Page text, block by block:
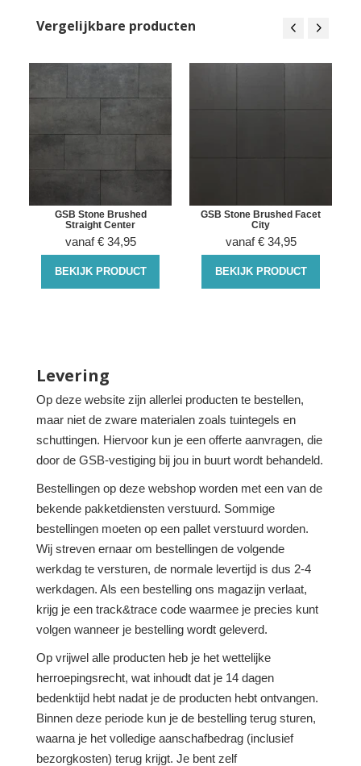
Vergelijkbare producten
GSB Stone Brushed
Straight Center
vanaf € 34,95
BEKIJK PRODUCT
GSB Stone Brushed Facet
City
vanaf € 34,95
BEKIJK PRODUCT
Levering
Op deze website zijn allerlei producten te bestellen,
maar niet de zware materialen zoals tuintegels en
schuttingen. Hiervoor kun je een offerte aanvragen, die
door de GSB-vestiging bij jou in buurt wordt behandeld.
Bestellingen op deze webshop worden met een van de
bekende pakketdiensten verstuurd. Sommige
bestellingen moeten op een pallet verstuurd worden.
Wij streven ernaar om bestellingen de volgende
werkdag te versturen, de normale levertijd is dus 2-4
werkdagen. Als een bestelling ons magazijn verlaat,
krijg je een track&trace code waarmee je precies kunt
volgen wanneer je bestelling wordt geleverd.
Op vrijwel alle producten heb je het wettelijke
herroepingsrecht, wat inhoudt dat je 14 dagen
bedenktijd hebt nadat je de producten hebt ontvangen.
Binnen deze periode kun je de bestelling terug sturen,
waarna je het volledige aanschafbedrag (inclusief
bezorgkosten) terug krijgt. Je bent zelf